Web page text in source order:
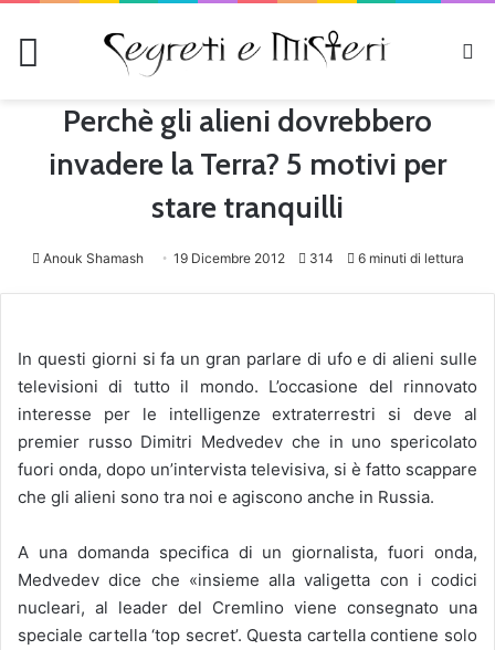
Perchè gli alieni dovrebbero
invadere la Terra? 5 motivi per
stare tranquilli
Anouk Shamash 19 Dicembre 2012 314 6 minuti di lettura
In questi giorni si fa un gran parlare di ufo e di alieni sulle
televisioni di tutto il mondo. L’occasione del rinnovato
interesse per le intelligenze extraterrestri si deve al
premier russo Dimitri Medvedev che in uno spericolato
fuori onda, dopo un’intervista televisiva, si è fatto scappare
che gli alieni sono tra noi e agiscono anche in Russia.
A una domanda specifica di un giornalista, fuori onda,
Medvedev dice che «insieme alla valigetta con i codici
nucleari, al leader del Cremlino viene consegnato una
speciale cartella ‘top secret’. Questa cartella contiene solo